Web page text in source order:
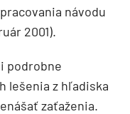
ná­vodu
2001).
podrobne
lešenia z hľadiska
zaťaženia.